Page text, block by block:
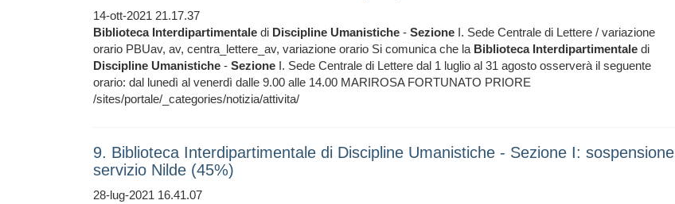
14-ott-2021 21.17.37
Biblioteca Interdipartimentale di Discipline Umanistiche - Sezione I. Sede Centrale di Lettere / variazione
orario PBUav, av, centra_lettere_av, variazione orario Si comunica che la Biblioteca Interdipartimentale di
Discipline Umanistiche - Sezione I. Sede Centrale di Lettere dal 1 luglio al 31 agosto osserverà il seguente
orario: dal lunedì al venerdì dalle 9.00 alle 14.00 MARIROSA FORTUNATO PRIORE
/sites/portale/_categories/notizia/attivita/
9. Biblioteca Interdipartimentale di Discipline Umanistiche - Sezione I: sospensione
servizio Nilde (45%)
28-lug-2021 16.41.07